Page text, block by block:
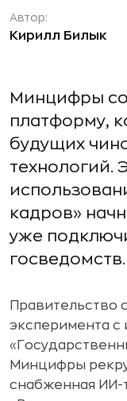
Автор:
Кирилл Билык
Минцифры
платформу,
будущих
технологий.
кадров»
уже
госведомств.
Правительство
эксперимента с
Минцифры
снабженная ИИ-